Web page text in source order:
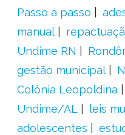
Passo a passo
manual
Undime RN
gestão municipal
Colônia Leopoldina
Undime/AL
leis
adolescentes